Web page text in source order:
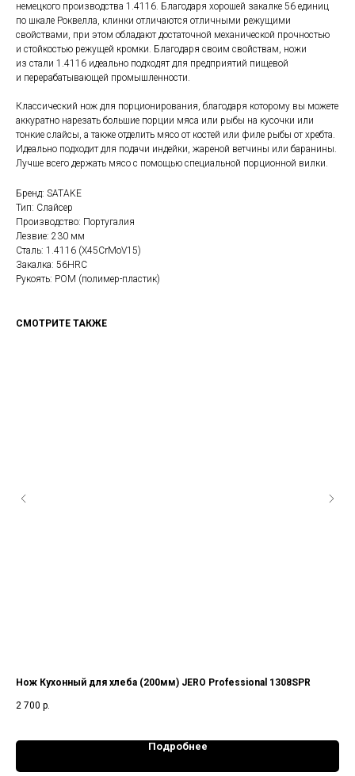
немецкого производства 1.4116. Благодаря хорошей закалке 56 единиц
по шкале Роквелла, клинки отличаются отличными режущими
свойствами, при этом обладают достаточной механической прочностью
и стойкостью режущей кромки. Благодаря своим свойствам, ножи
из стали 1.4116 идеально подходят для предприятий пищевой
и перерабатывающей промышленности.
Классический нож для порционирования, благодаря которому вы можете
аккуратно нарезать большие порции мяса или рыбы на кусочки или
тонкие слайсы, а также отделить мясо от костей или филе рыбы от хребта.
Идеально подходит для подачи индейки, жареной ветчины или баранины.
Лучше всего держать мясо с помощью специальной порционной вилки.
Бренд: SATAKE
Тип: Слайсер
Производство: Португалия
Лезвие: 230 мм
Сталь: 1.4116 (X45CrMoV15)
Закалка: 56HRC
Рукоять: POM (полимер-пластик)
СМОТРИТЕ ТАКЖЕ
Нож Кухонный для хлеба (200мм) JERO Professional 1308SPR
2 700 р.
Подробнее